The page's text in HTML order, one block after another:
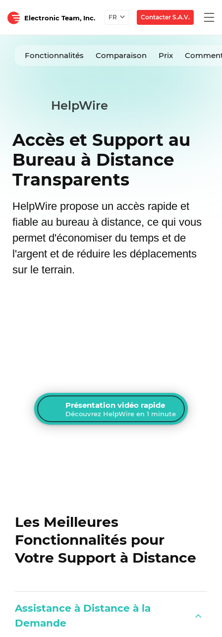
Electronic Team, Inc. FR Contacter S.A.V.
Fonctionnalités Comparaison Prix
HelpWire
Accès et Support au
Bureau à Distance
Transparents
HelpWire propose un accès rapide et
fiable au bureau à distance, ce qui vous
permet d'économiser du temps et de
l'argent et de réduire les déplacements
sur le terrain.
Présentation vidéo rapide
Découvrez HelpWire en 1 minute
Les Meilleures
Fonctionnalités pour
Votre Support à Distance
Assistance à Distance à la
Demande